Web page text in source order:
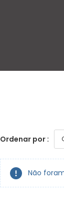
Ordenar por :
Não